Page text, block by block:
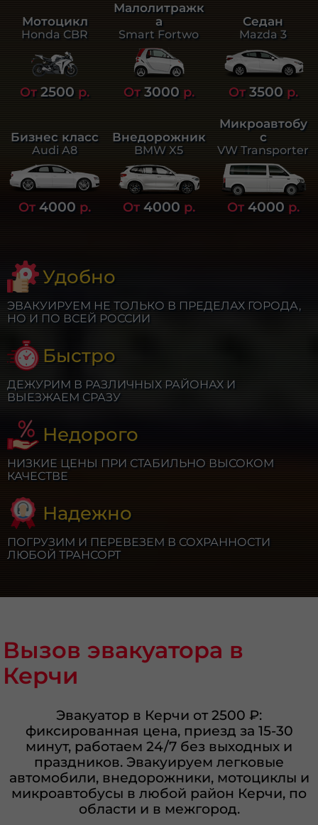
Мотоцикл
Honda CBR
От2500 р.
Малолитражк
а
Smart Fortwo
От 3000 р.
Седан
Mazda 3
От 3500 р.
Бизнес класс
Audi A8
От4000 р.
Внедорожник
BMW X5
От 4000 р.
Микроавтобу
с
VW Transporter
От 4000 р.
Удобно
ЭВАКУИРУЕМ НЕ ТОЛЬКО В ПРЕДЕЛАХ ГОРОДА,
НО И ПО ВСЕЙ РОССИИ
Быстро
ДЕЖУРИМ В РАЗЛИЧНЫХ РАЙОНАХ И
ВЫЕЗЖАЕМ СРАЗУ
Недорого
НИЗКИЕ ЦЕНЫ ПРИ СТАБИЛЬНО ВЫСОКОМ
КАЧЕСТВЕ
Надежно
ПОГРУЗИМ И ПЕРЕВЕЗЕМ В СОХРАННОСТИ
ЛЮБОЙ ТРАНСОРТ
Вызов эвакуатора в
Керчи
Эвакуатор в Керчи от 2500 ₽:
фиксированная цена, приезд за 15-30
минут, работаем 24/7 без выходных и
праздников. Эвакуируем легковые
автомобили, внедорожники, мотоциклы и
микроавтобусы в любой район Керчи, по
области и в межгород.